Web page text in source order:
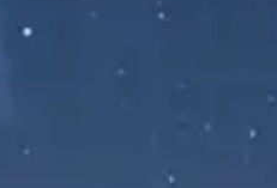
en